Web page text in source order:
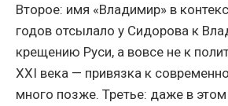
Второе: имя «Владимир» в
годов отсылало у Сидорова к
крещению Руси, а вовсе не к
XXI века — привязка к
много позже. Третье: даже в